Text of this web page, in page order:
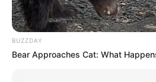
BUZZDAY
Bear Approaches Cat: What